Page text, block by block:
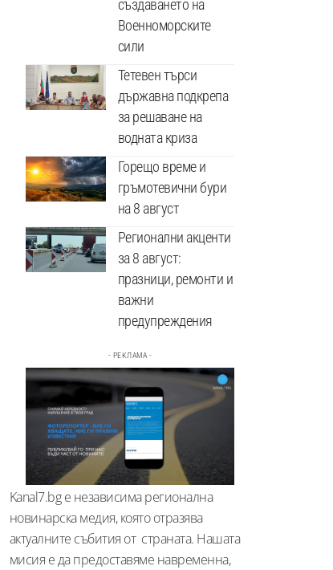
създаването на
Военноморските
сили
Тетевен търси
държавна подкрепа
за решаване на
водната криза
Горещо време и
гръмотевични бури
на 8 август
Регионални акценти
за 8 август:
празници, ремонти и
важни
предупреждения
- РЕКЛАМА -
Kanal7.bg е независима регионална
новинарска медия, която отразява
актуалните събития от страната. Нашата
мисия е да предоставяме навременна,